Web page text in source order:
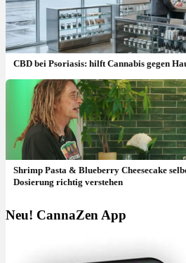
CBD bei Psoriasis: hilft Cannabis gegen
Shrimp Pasta & Blueberry Cheesecake
Dosierung richtig verstehen
Neu! CannaZen App